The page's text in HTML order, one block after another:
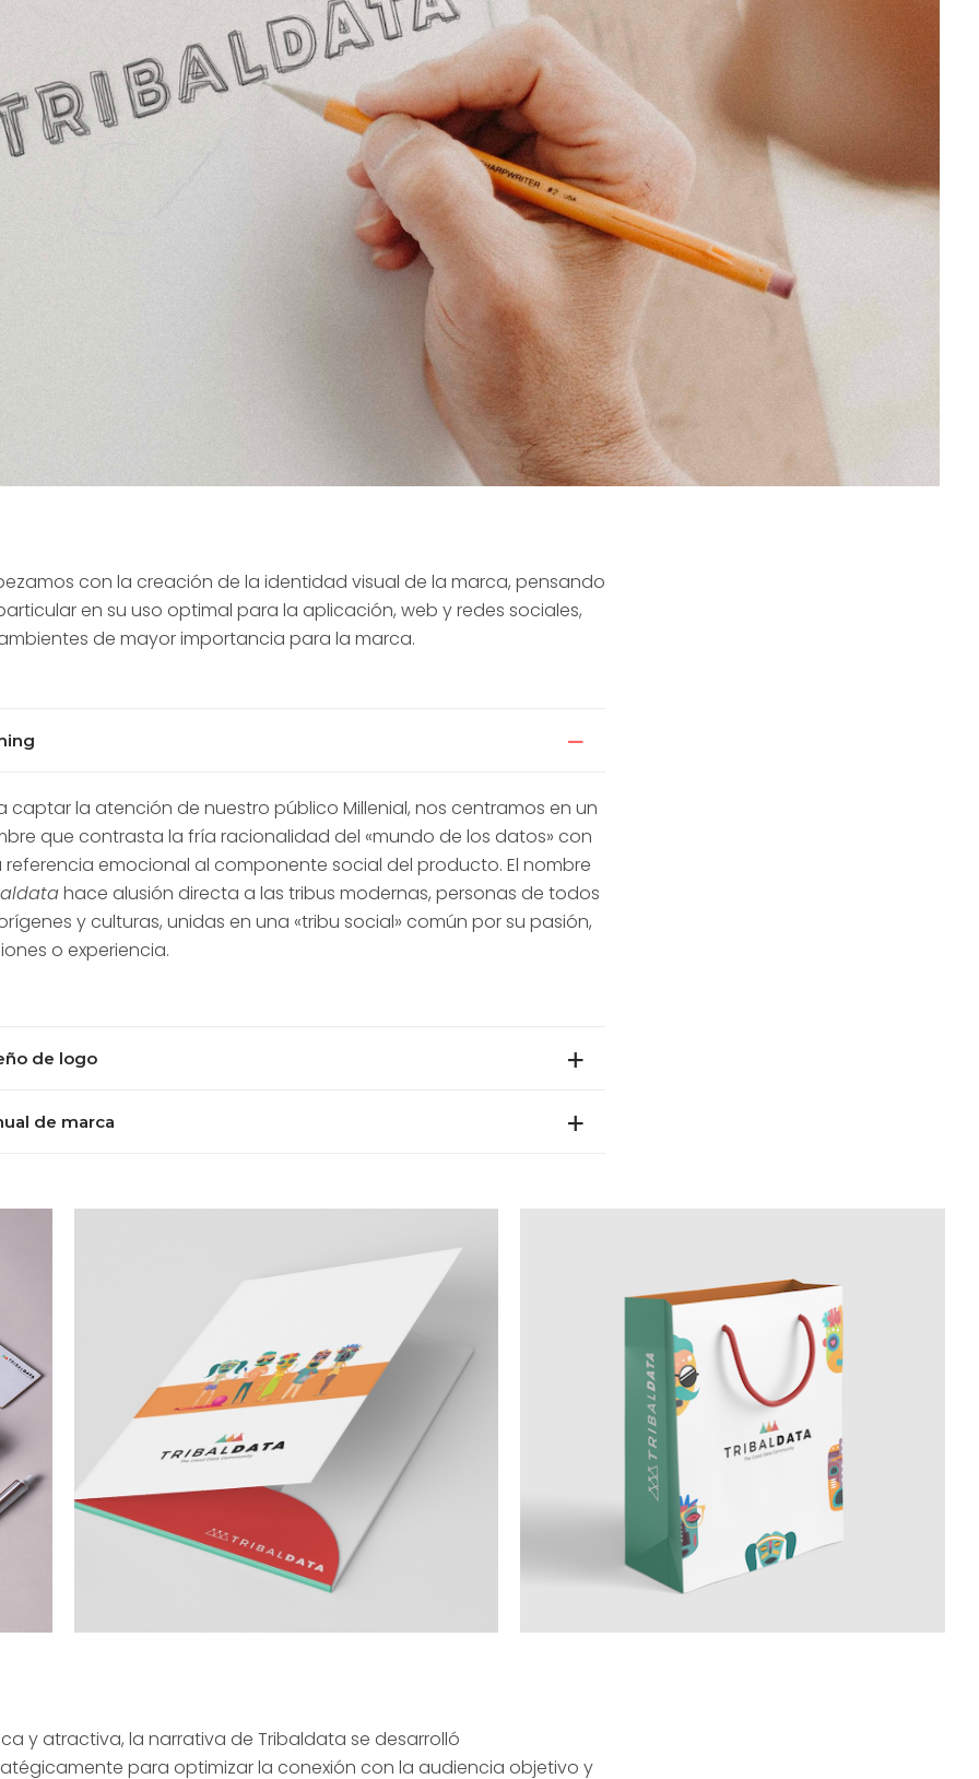
con la creación de la identidad visual de la marca, pensando
en su uso optimal para la aplicación, web y redes sociales,
de mayor importancia para la marca.
captar la atención de nuestro público Millenial, nos centramos en un
que contrasta la fría racionalidad del «mundo de los datos» con
referencia emocional al componente social del producto. El nombre
hace alusión directa a las tribus modernas, personas de todos
y culturas, unidas en una «tribu social» común por su pasión,
o experiencia.
de logo
logotipo usamos una versión moderna de los
cuando los colores se mezclan, ofrecen diferentes matices, que
de marca
varias opciones del logo en versión monocromática y para
sobre varios tipos de fondos.
y atractiva, la narrativa de Tribaldata se desarrolló
para optimizar la conexión con la audiencia objetivo y